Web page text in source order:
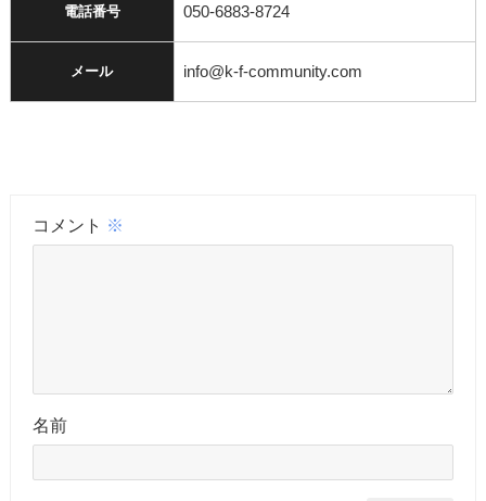
電話番号 050‐6883‐8724
メール info@k-f-community.com
コメント ※
名前